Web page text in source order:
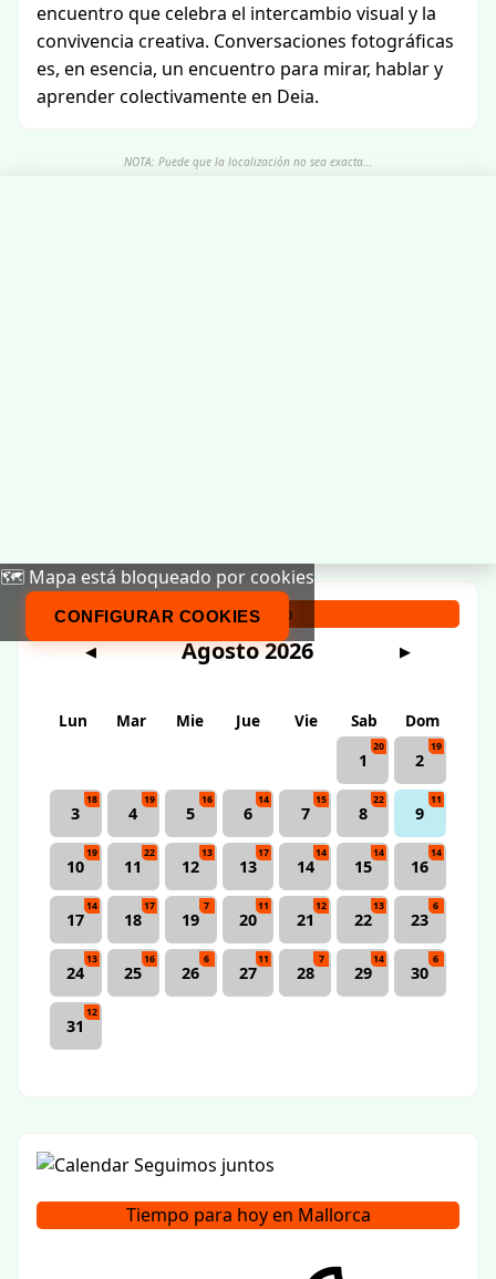
encuentro que celebra el intercambio visual y la
convivencia creativa. Conversaciones fotográficas
es, en esencia, un encuentro para mirar, hablar y
aprender colectivamente en Deia.
NOTA: Puede que la localización no sea exacta...
🗺️ Mapa está bloqueado por cookies
CONFIGURAR COOKIES
Calendario
◀ Agosto 2026 ▶
Lun Mar Mie Jue Vie Sab
Dom
1
20
2
19
3
18
4
19
5
16
6
14
7
15
8
22
9
11
10
19
11
22
12
13
13
17
14
14
15
14
16
14
17
14
18
17
19
7
20
11
21
12
22
13
23
6
24
13
25
16
26
6
27
11
28
7
29
14
30
6
31
12
Tiempo para hoy en Mallorca